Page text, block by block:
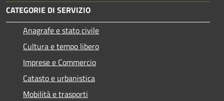
CATEGORIE DI SERVIZIO
Anagrafe e stato civile
Cultura e tempo libero
Imprese e Commercio
Catasto e urbanistica
Mobilità e trasporti